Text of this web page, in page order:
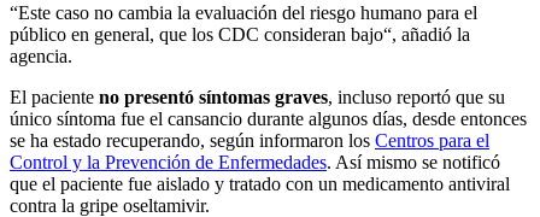
“Este caso no cambia la evaluación del riesgo humano para el
público en general, que los CDC consideran bajo“, añadió la
agencia.
El paciente no presentó síntomas graves, incluso reportó que su
único síntoma fue el cansancio durante algunos días, desde entonces
se ha estado recuperando, según informaron los Centros para el
Control y la Prevención de Enfermedades. Así mismo se notificó
que el paciente fue aislado y tratado con un medicamento antiviral
contra la gripe oseltamivir.